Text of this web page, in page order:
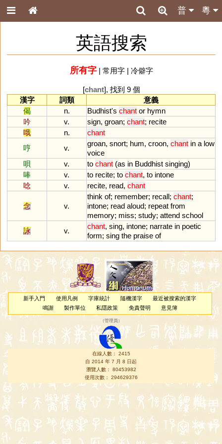
粵
普
英語搜索
所有字| 常用字| 冷僻字
[chant], 找到 9 個
漢字
詞類
意義
偈
n. Budhist's chant or hymn
吟
v. sign, groan; chant; recite
哦
n.
chant
哼
v.
groan, snort; hum, croon, chant in a low
voice
唄
v. to chant (as in Buddhist singing)
唪
v. to recite; to chant, to intone
唸
v. recite, read, chant
念 v.
think of; remember; recall; chant;
intone; read aloud; repeat from
memory; miss; study; attend school
詠
v.
chant, sing, intone; narrate in poetic
form; sing the praise of
新手入門 使用凡例 字庫統計 隨機漢字
最近被搜索的漢字
鳴謝
製作單位 私隱政策 免責聲明 意見簿
（管理員 ）
在線人數： 2415
自 2014 年 7 月 8 日起
瀏覽人數： 80453982
使用次數： 294629376